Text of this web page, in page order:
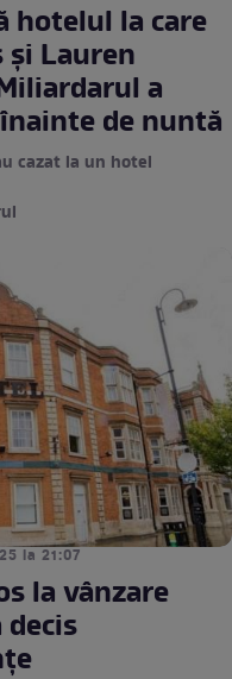
hotelul la care
și Lauren
a
de nuntă
cazat la un hotel
la 21:07
la vânzare
decis